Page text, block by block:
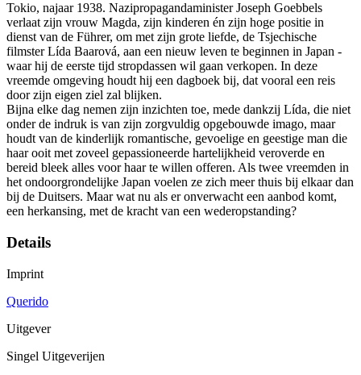
Tokio, najaar 1938. Nazipropagandaminister Joseph Goebbels
verlaat zijn vrouw Magda, zijn kinderen én zijn hoge positie in
dienst van de Führer, om met zijn grote liefde, de Tsjechische
filmster Lída Baarová, aan een nieuw leven te beginnen in Japan -
waar hij de eerste tijd stropdassen wil gaan verkopen. In deze
vreemde omgeving houdt hij een dagboek bij, dat vooral een reis
door zijn eigen ziel zal blijken.
Bijna elke dag nemen zijn inzichten toe, mede dankzij Lída, die niet
onder de indruk is van zijn zorgvuldig opgebouwde imago, maar
houdt van de kinderlijk romantische, gevoelige en geestige man die
haar ooit met zoveel gepassioneerde hartelijkheid veroverde en
bereid bleek alles voor haar te willen offeren. Als twee vreemden in
het ondoorgrondelijke Japan voelen ze zich meer thuis bij elkaar dan
bij de Duitsers. Maar wat nu als er onverwacht een aanbod komt,
een herkansing, met de kracht van een wederopstanding?
Details
Imprint
Querido
Uitgever
Singel Uitgeverijen